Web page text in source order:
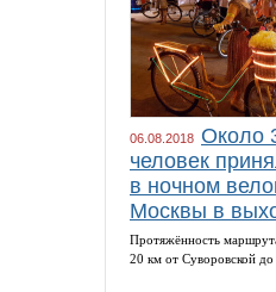
06.08.2018 Около
человек
в ночном
Москвы в
Протяжённость
20 км от Суворовской